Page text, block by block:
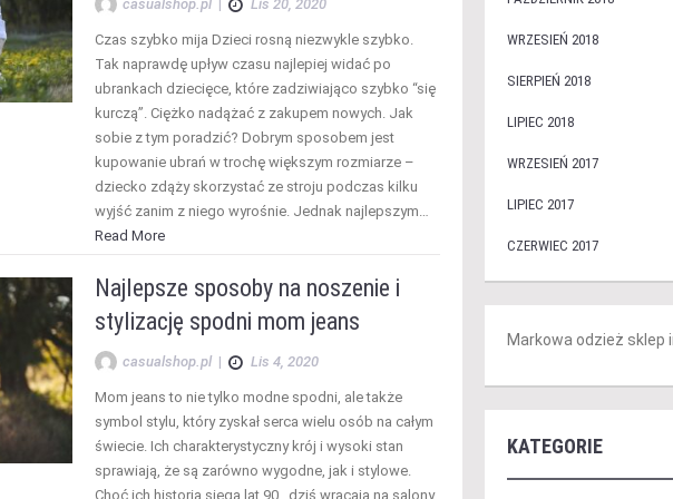
casualshop.pl | Lis 20, 2020
Czas szybko mija Dzieci rosną niezwykle szybko.
Tak naprawdę upływ czasu najlepiej widać po
ubrankach dziecięce, które zadziwiająco szybko “się
kurczą”. Ciężko nadążać z zakupem nowych. Jak
sobie z tym poradzić? Dobrym sposobem jest
kupowanie ubrań w trochę większym rozmiarze –
dziecko zdąży skorzystać ze stroju podczas kilku
wyjść zanim z niego wyrośnie. Jednak najlepszym…
Read More
Najlepsze sposoby na noszenie i
stylizację spodni mom jeans
casualshop.pl | Lis 4, 2020
Mom jeans to nie tylko modne spodni, ale także
symbol stylu, który zyskał serca wielu osób na całym
świecie. Ich charakterystyczny krój i wysoki stan
sprawiają, że są zarówno wygodne, jak i stylowe.
Choć ich historia sięga lat 90., dziś wracają na salony,
WRZESIEŃ 2018
SIERPIEŃ 2018
LIPIEC 2018
WRZESIEŃ 2017
LIPIEC 2017
CZERWIEC 2017
Markowa odzież sklep
KATEGORIE